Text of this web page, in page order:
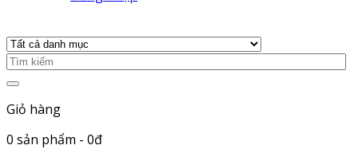
Giỏ hàng
0 sản phẩm - 0đ